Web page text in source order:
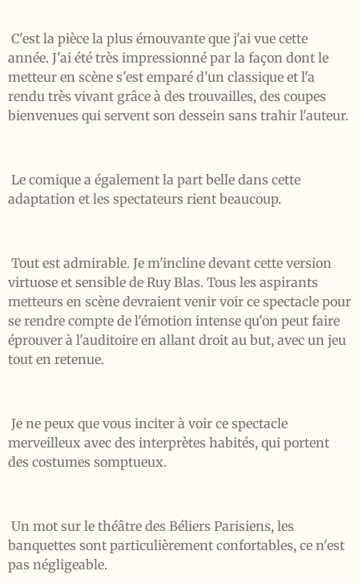
C'est la pièce la plus émouvante que j'ai vue cette
année. J'ai été très impressionné par la façon dont le
metteur en scène s'est emparé d'un classique et l'a
rendu très vivant grâce à des trouvailles, des coupes
bienvenues qui servent son dessein sans trahir l'auteur.
Le comique a également la part belle dans cette
adaptation et les spectateurs rient beaucoup.
Tout est admirable. Je m'incline devant cette version
virtuose et sensible de Ruy Blas. Tous les aspirants
metteurs en scène devraient venir voir ce spectacle pour
se rendre compte de l'émotion intense qu'on peut faire
éprouver à l'auditoire en allant droit au but, avec un jeu
tout en retenue.
Je ne peux que vous inciter à voir ce spectacle
merveilleux avec des interprètes habités, qui portent
des costumes somptueux.
Un mot sur le théâtre des Béliers Parisiens, les
banquettes sont particulièrement confortables, ce n'est
pas négligeable.